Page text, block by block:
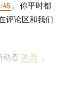
。你平时都
评论区和我们
动态 01:35 ，